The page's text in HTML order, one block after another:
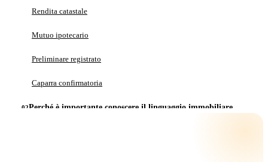
Rendita catastale
Mutuo ipotecario
Preliminare registrato
Caparra confirmatoria
Perché è importante conoscere il linguaggio immobiliare